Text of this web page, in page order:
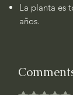
La planta es
años.
Rated 0 out of 5